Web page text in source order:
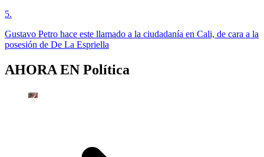
5.
Gustavo Petro hace este llamado a la ciudadanía en Cali, de cara a la
posesión de De La Espriella
AHORA EN Política